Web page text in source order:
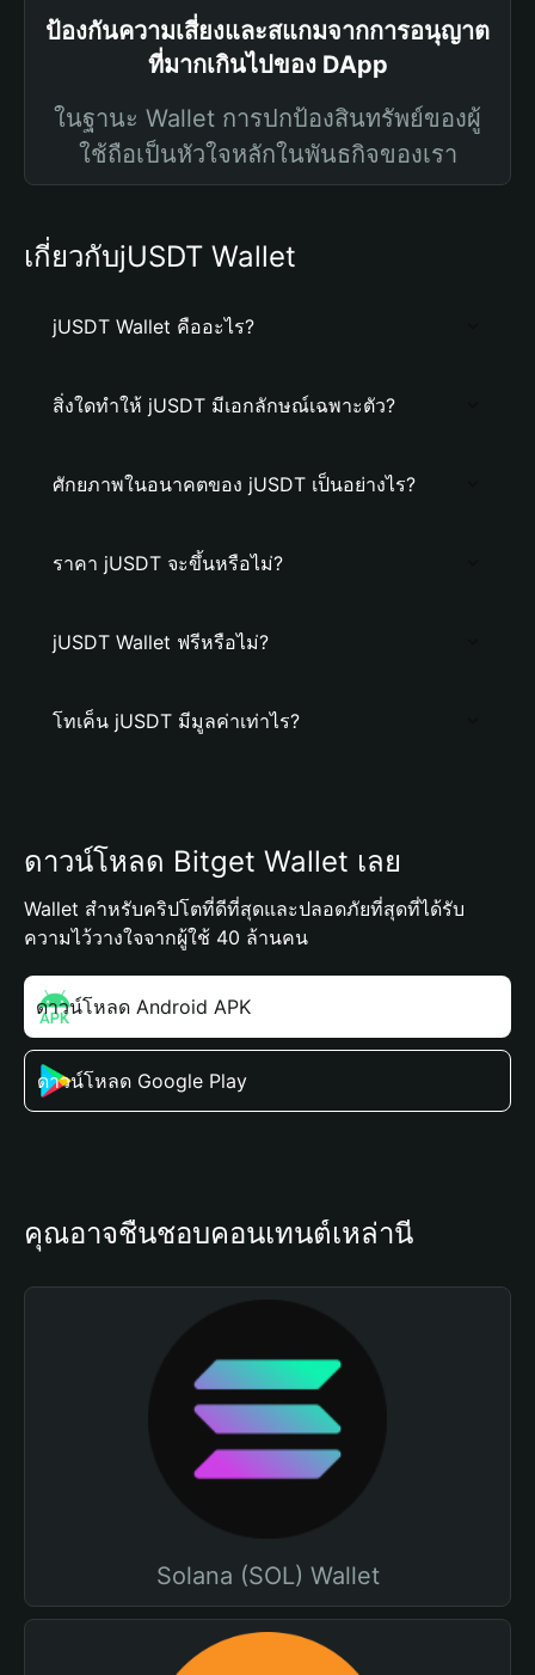
ป้องกันความเสี่ยงและสแกมจากการอนุญาต
ที่มากเกินไปของ DApp
ในฐานะ Wallet การปกป้องสินทรัพย์ของผู้
ใช้ถือเป็นหัวใจหลักในพันธกิจของเรา
เกี่ยวกับjUSDT Wallet
jUSDT Wallet คืออะไร?
สิ่งใดทำให้ jUSDT มีเอกลักษณ์เฉพาะตัว?
ศักยภาพในอนาคตของ jUSDT เป็นอย่างไร?
ราคา jUSDT จะขึ้นหรือไม่?
jUSDT Wallet ฟรีหรือไม่?
โทเค็น jUSDT มีมูลค่าเท่าไร?
ดาวน์โหลด Bitget Wallet เลย
Wallet สำหรับคริปโตที่ดีที่สุดและปลอดภัยที่สุดที่ได้รับ
ความไว้วางใจจากผู้ใช้ 40 ล้านคน
ดาวน์โหลด Android APK
ดาวน์โหลด Google Play
คุณอาจชื่นชอบคอนเทนต์เหล่านี้
Solana (SOL) Wallet